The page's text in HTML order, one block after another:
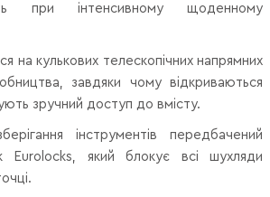
при інтенсивному щоденному
на кулькових телескопічних напрямних
завдяки чому відкриваються
зручний доступ до вмісту.
інструментів передбачений
Eurolocks, який блокує всі шухляди